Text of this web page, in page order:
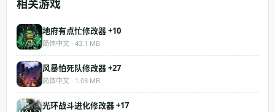
相关游戏
地府有点忙修改器 +10
简体中文 · 43.1 MB
风暴怕死队修改器 +27
简体中文 · 1.03 MB
光环战斗进化修改器 +17